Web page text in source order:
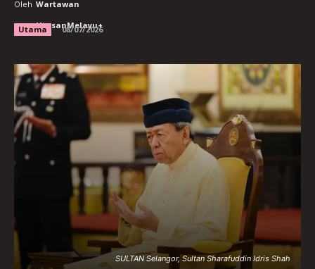
Oleh Wartawan
UtusanMelayu+
Utama 08/07/2026
SULTAN Selangor, Sultan Sharafuddin Idris Shah